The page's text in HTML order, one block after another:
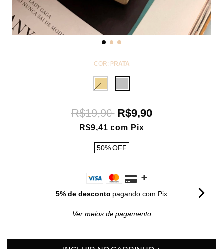
COR: PRATA
R$19,90 R$9,90
R$9,41 com Pix
50% OFF
5% de desconto pagando com Pix
Ver meios de pagamento